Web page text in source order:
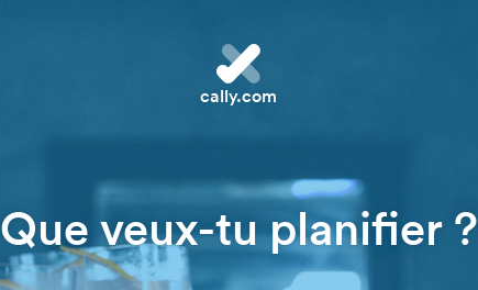
cally.com
Que veux-tu planifier ?